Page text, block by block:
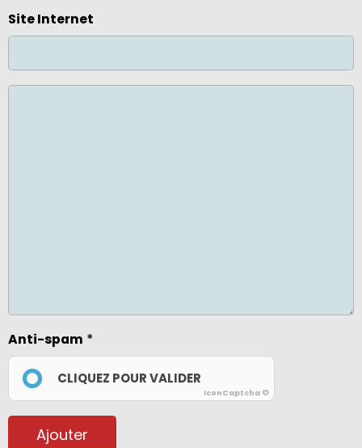
Site Internet
Anti-spam
CLIQUEZ POUR VALIDER
IconCaptcha ©
Ajouter